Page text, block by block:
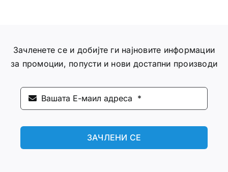
Зачленете се и добијте ги најновите информации
за промоции, попусти и нови достапни производи
ЗАЧЛЕНИ СЕ